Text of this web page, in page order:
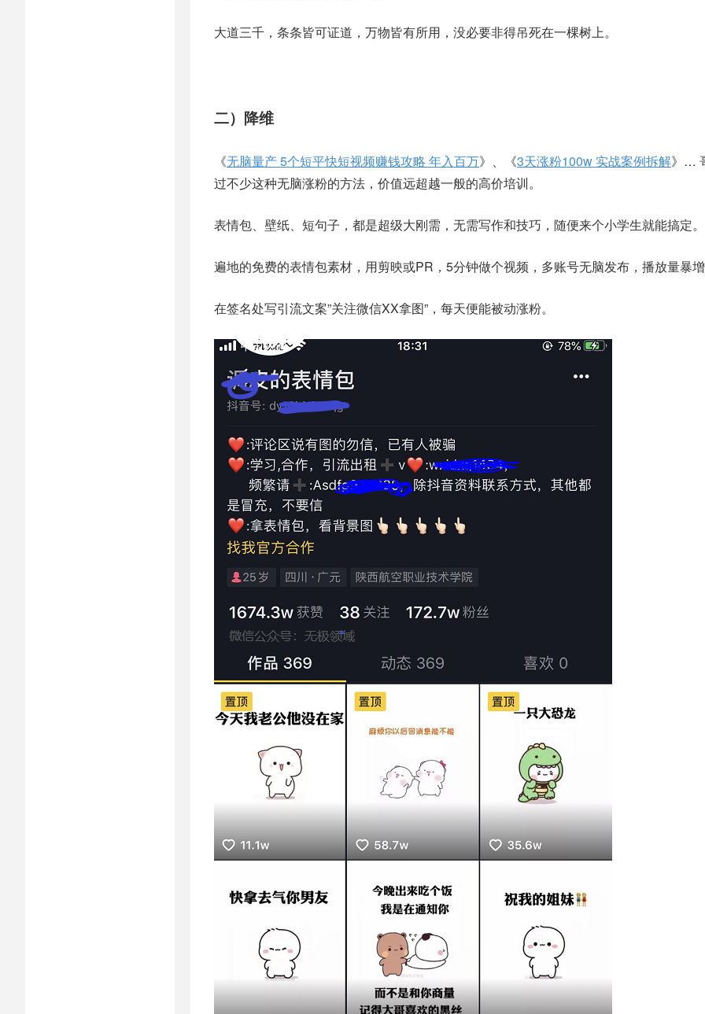
大道三千，条条皆可证道，万物皆有所用，没必要非得吊死在一棵树上。
二）降维
《无脑量产 5个短平快短视频赚钱攻略 年入百万》、《3天涨粉100w 实战案例拆解》…
过不少这种无脑涨粉的方法，价值远超越一般的高价培训。
表情包、壁纸、短句子，都是超级大刚需，无需写作和技巧，随便来个小学生就能搞定。
遍地的免费的表情包素材，用剪映或PR，5分钟做个视频，多账号无脑发布，播放量暴增
在签名处写引流文案”关注微信XX拿图”，每天便能被动涨粉。